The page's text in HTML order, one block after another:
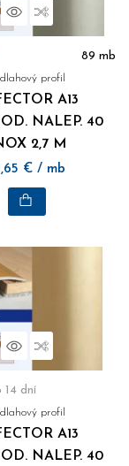
NáhľadPorovnať
89 mb
profil
A13
NALEP. 40
2,7 M
€ / mb
NáhľadPorovnať
14 dní
profil
A13
NALEP. 40